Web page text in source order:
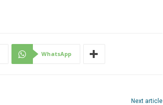
WhatsApp
Next article